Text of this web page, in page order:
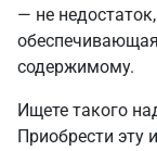
— не
содержимому.
Ищете такого
Приобрести эту